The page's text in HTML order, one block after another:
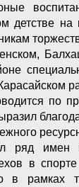
на
по
ряд
в
в рамках